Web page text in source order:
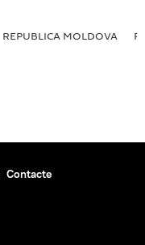
REPUBLICA MOLDOVA
Contacte